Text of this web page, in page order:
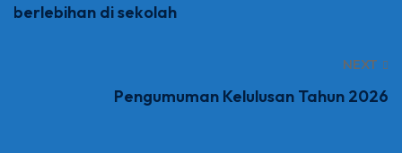
berlebihan di sekolah
NEXT
Pengumuman Kelulusan Tahun 2026